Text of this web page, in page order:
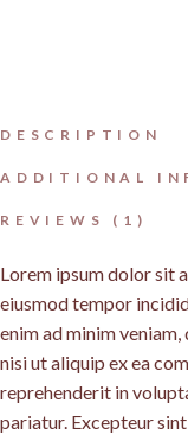
DESCRIPTION
ADDITIONAL
REVIEWS (1)
Lorem ipsum dolor sit
eiusmod tempor
enim ad minim
nisi ut aliquip ex ea
reprehenderit in
pariatur. Excepteur